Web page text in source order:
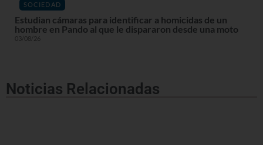
SOCIEDAD
Estudian cámaras para identificar a homicidas de un
hombre en Pando al que le dispararon desde una moto
03/08/26
Noticias Relacionadas